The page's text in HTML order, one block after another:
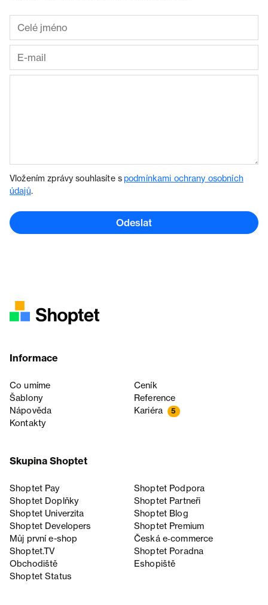
Vložením zprávy souhlasíte spodmínkami ochrany osobních
údajů.
Odeslat
Informace
Co umíme
Ceník
Šablony
Reference
Nápověda
Kariéra 5
Kontakty
Skupina Shoptet
Shoptet Pay
Shoptet Podpora
Shoptet Doplňky
Shoptet Partneři
Shoptet Univerzita
Shoptet Blog
Shoptet Developers
Shoptet Premium
Můj první e-shop
Česká e‑commerce
Shoptet.TV
Shoptet Poradna
Obchodiště
Eshopiště
Shoptet Status